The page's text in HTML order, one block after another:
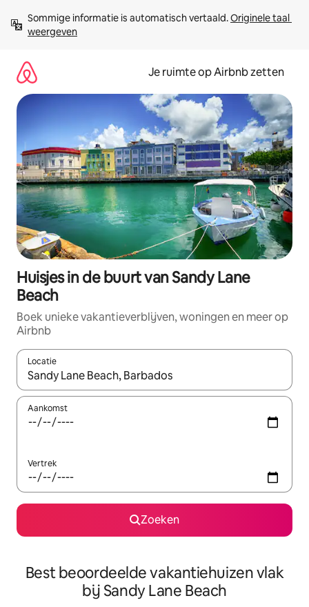
direct
naar
Sommige informatie is automatisch vertaald. Originele taal
weergeven
Je ruimte op Airbnb zetten
Huisjes in de buurt van Sandy Lane
Beach
Boek unieke vakantieverblijven, woningen en meer op
Airbnb
Locatie
Wanneer er suggesties beschikbaar zijn, maak je een keuze
Aankomst
Vertrek
Zoeken
Best beoordeelde vakantiehuizen vlak
bij Sandy Lane Beach